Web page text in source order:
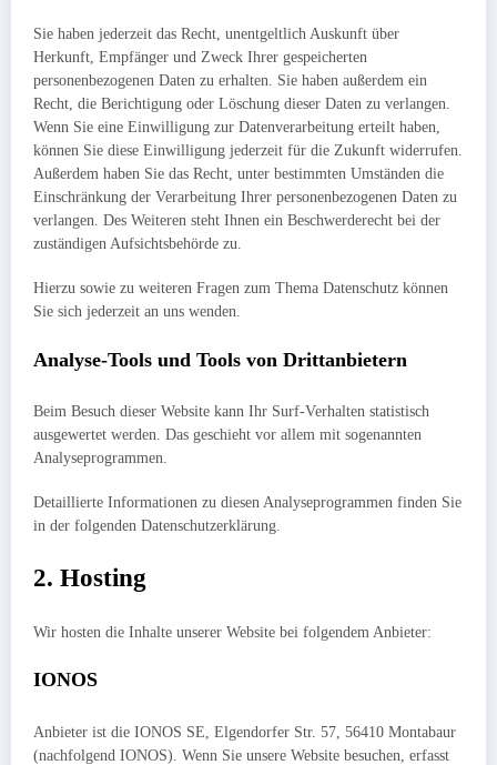
Sie haben jederzeit das Recht, unentgeltlich Auskunft über
Herkunft, Empfänger und Zweck Ihrer gespeicherten
personenbezogenen Daten zu erhalten. Sie haben außerdem ein
Recht, die Berichtigung oder Löschung dieser Daten zu verlangen.
Wenn Sie eine Einwilligung zur Datenverarbeitung erteilt haben,
können Sie diese Einwilligung jederzeit für die Zukunft widerrufen.
Außerdem haben Sie das Recht, unter bestimmten Umständen die
Einschränkung der Verarbeitung Ihrer personenbezogenen Daten zu
verlangen. Des Weiteren steht Ihnen ein Beschwerderecht bei der
zuständigen Aufsichtsbehörde zu.
Hierzu sowie zu weiteren Fragen zum Thema Datenschutz können
Sie sich jederzeit an uns wenden.
Analyse-Tools und Tools von Dritt­anbietern
Beim Besuch dieser Website kann Ihr Surf-Verhalten statistisch
ausgewertet werden. Das geschieht vor allem mit sogenannten
Analyseprogrammen.
Detaillierte Informationen zu diesen Analyseprogrammen finden Sie
in der folgenden Datenschutzerklärung.
2. Hosting
Wir hosten die Inhalte unserer Website bei folgendem Anbieter:
IONOS
Anbieter ist die IONOS SE, Elgendorfer Str. 57, 56410 Montabaur
(nachfolgend IONOS). Wenn Sie unsere Website besuchen, erfasst